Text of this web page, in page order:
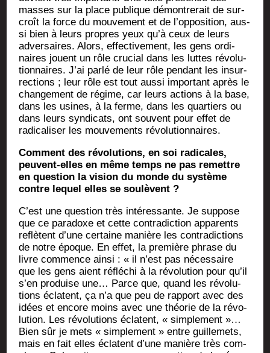
masses sur la place publique démon­tre­rait de sur­
croît la force du mou­ve­ment et de l’opposition, aus­
si bien à leurs propres yeux qu’à ceux de leurs
adver­saires. Alors, effec­ti­ve­ment, les gens ordi­
naires jouent un rôle cru­cial dans les luttes révo­lu­
tion­naires. J’ai par­lé de leur rôle pen­dant les insur­
rec­tions ; leur rôle est tout aus­si impor­tant après le
chan­ge­ment de régime, car leurs actions à la base,
dans les usines, à la ferme, dans les quar­tiers ou
dans leurs syn­di­cats, ont sou­vent pour effet de
radi­ca­li­ser les mou­ve­ments révolutionnaires.
Com­ment des révo­lu­tions, en soi radi­cales,
peuvent-elles en même temps ne pas remettre
en ques­tion la vision du monde du sys­tème
contre lequel elles se soulèvent ?
C’est une ques­tion très inté­res­sante. Je sup­pose
que ce para­doxe et cette contra­dic­tion appa­rents
reflètent d’une cer­taine manière les contra­dic­tions
de notre époque. En effet, la pre­mière phrase du
livre com­mence ain­si : « il n’est pas néces­saire
que les gens aient réflé­chi à la révo­lu­tion pour qu’il
s’en pro­duise une… Parce que, quand les révo­lu­
tions éclatent, ça n’a que peu de rap­port avec des
idées et encore moins avec une théo­rie de la révo­
lu­tion. Les révo­lu­tions éclatent, « sim­ple­ment »…
Bien sûr je mets « sim­ple­ment » entre guille­mets,
mais en fait elles éclatent d’une manière très com­